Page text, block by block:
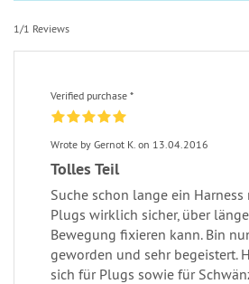
1/1 Reviews
Verified purchase *
Wrote by Gernot K. on 13.04.2016
Tolles Teil
Suche schon lange ein
Plugs wirklich sicher, über
Bewegung fixieren kann. Bin
geworden und sehr begeistert.
sich für Plugs sowie für